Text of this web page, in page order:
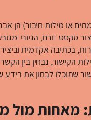
או מילות חיבור) הן
טקסט זורם, הגיוני
בכתיבה אקדמית
הקישור, נבחין בין
שתוכלו לבחון את הידע
מאחות מול